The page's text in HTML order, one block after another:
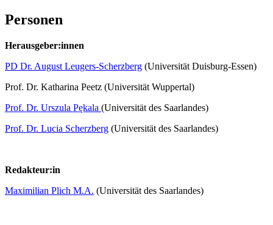
Personen
Herausgeber:innen
PD Dr. August Leugers-Scherzberg (Universität Duisburg-Essen)
Prof. Dr. Katharina Peetz (Universität Wuppertal)
Prof. Dr. Urszula Pękala (Universität des Saarlandes)
Prof. Dr. Lucia Scherzberg (Universität des Saarlandes)
Redakteur:in
Maximilian Plich M.A. (Universität des Saarlandes)